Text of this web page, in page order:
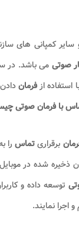
کمپانی های
صوتی می باشد. در
استفاده ازفرمان
با فرمان صوتی
برقراریتماس را
ذخیره شده در
توسعه داده و
و اجرا نمایند.